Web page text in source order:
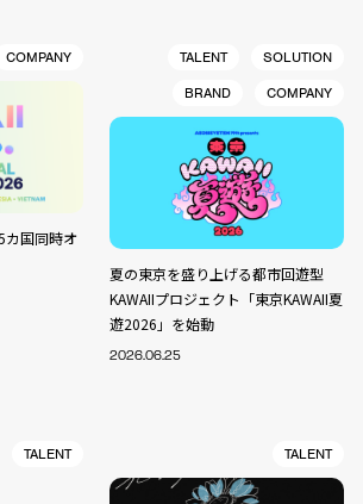
COMPANY
カ国同時オ
TALENT
SOLUTION
BRAND
COMPANY
夏の東京を盛り上げる都市回遊型
KAWAIIプロジェクト「東京KAWAII夏
遊2026」を始動
2026.06.25
TALENT TALENT